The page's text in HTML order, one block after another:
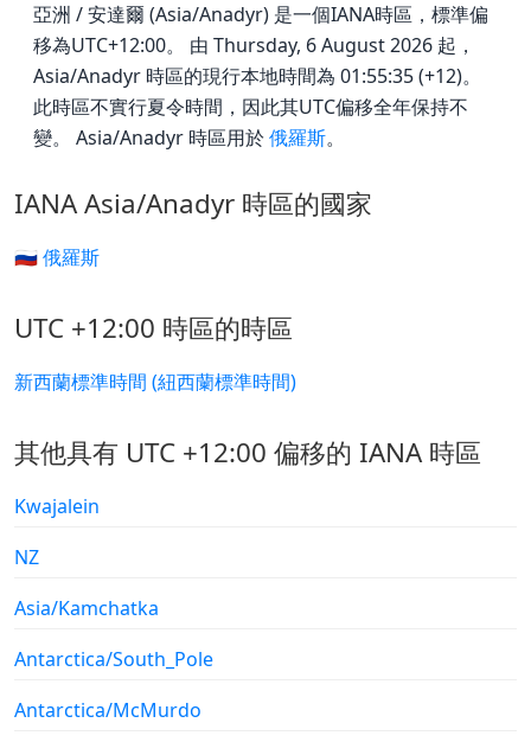
亞洲 / 安達爾 (Asia/Anadyr) 是一個IANA時區，標準偏
移為UTC+12:00。 由 Thursday, 6 August 2026 起，
Asia/Anadyr 時區的現行本地時間為 01:55:35 (+12)。
此時區不實行夏令時間，因此其UTC偏移全年保持不
變。 Asia/Anadyr 時區用於俄羅斯。
IANA Asia/Anadyr 時區的國家
🇷🇺 俄羅斯
UTC +12:00 時區的時區
新西蘭標準時間 (紐西蘭標準時間)
其他具有 UTC +12:00 偏移的 IANA 時區
Kwajalein
NZ
Asia/Kamchatka
Antarctica/South_Pole
Antarctica/McMurdo